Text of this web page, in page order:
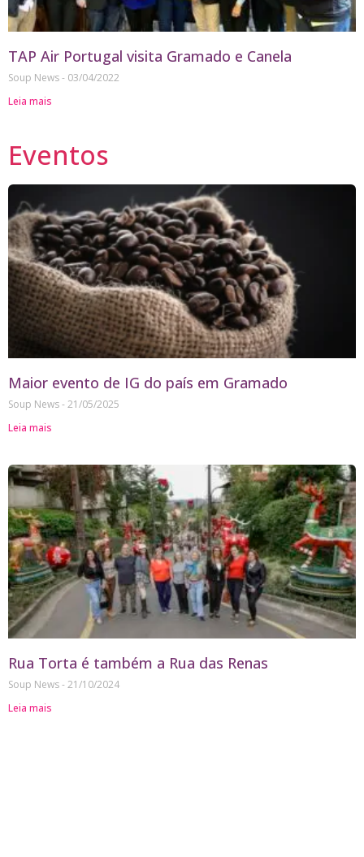
TAP Air Portugal visita Gramado e Canela
Soup News
03/04/2022
Leia mais
Eventos
Maior evento de IG do país em Gramado
Soup News 21/05/2025
Leia mais
Rua Torta é também a Rua das Renas
Soup News 21/10/2024
Leia mais